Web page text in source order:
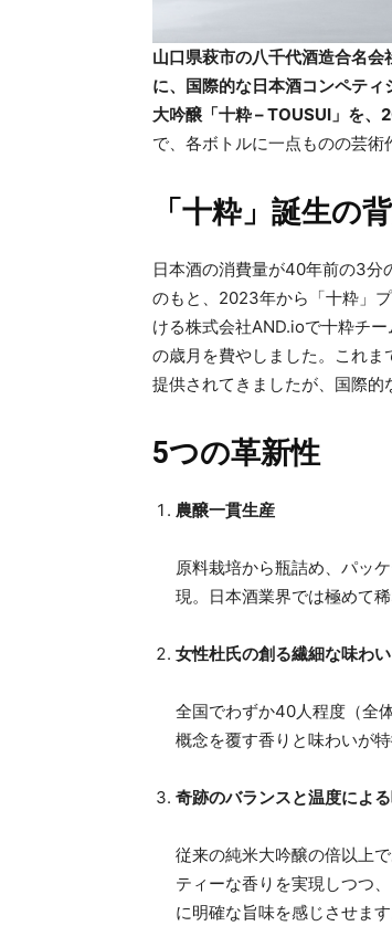
山口県萩市の八千代酒造合名
に、国際的な日本酒コンペテ
大吟醸「十粋 – TOUSUI」を、
で、各ボトルに一点ものの芸術
「十粋」誕生の
日本酒の消費量が40年前の3分
のもと、2023年から「十粋」
ける株式会社AND.ioで十粋チ
の歳月を費やしました。これ
提供されてきましたが、国際的
5つの革新性
農醸一貫生産
原料栽培から瓶詰め、パッ
現。日本酒業界では極めて
女性杜氏の創る繊細な味わい
全国でわずか40人程度（全
概念を覆す香りと味わいが特
奇跡のバランスと温度によ
従来の純米大吟醸の倍以上
ティーな香りを実現しつつ
に明確な旨味を感じさせま